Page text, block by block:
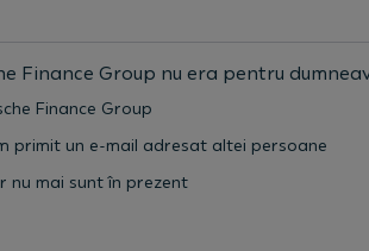
Finance Group nu era pentru
Finance Group
primit un e-mail adresat altei persoane
nu mai sunt în prezent